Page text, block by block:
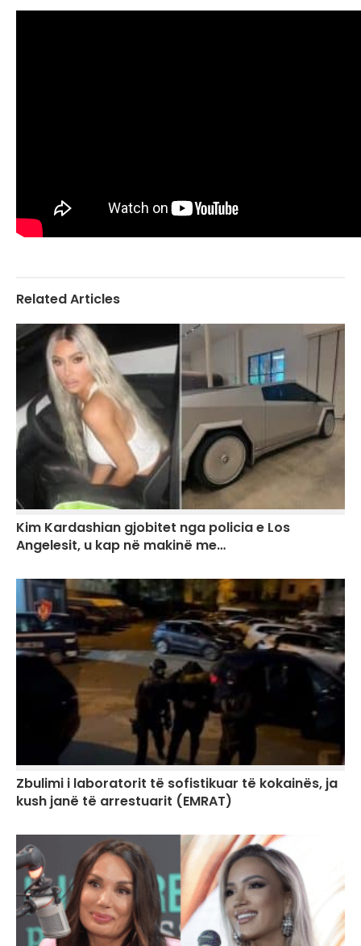
Related Articles
Kim Kardashian gjobitet nga policia e Los
Angelesit, u kap në makinë me…
Zbulimi i laboratorit të sofistikuar të kokainës, ja
kush janë të arrestuarit (EMRAT)